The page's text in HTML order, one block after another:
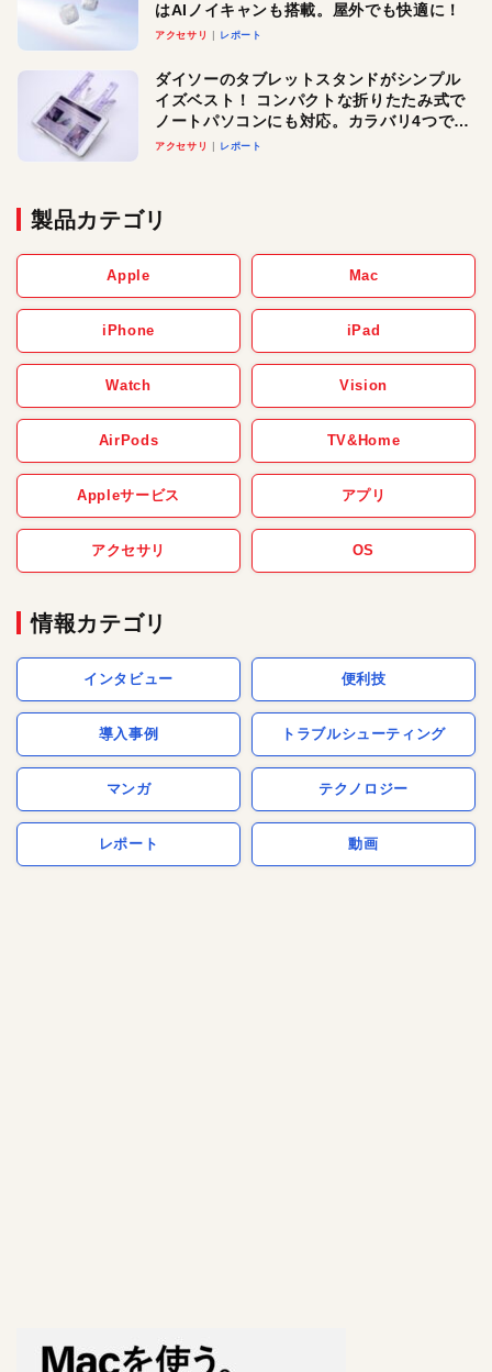
はAIノイキャンも搭載。屋外でも快適に！
アクセサリ レポート
ダイソーのタブレットスタンドがシンプル
イズベスト！ コンパクトな折りたたみ式で
ノートパソコンにも対応。カラバリ4つで選
べる楽しさも
アクセサリ レポート
製品カテゴリ
Apple Mac
iPhone iPad
Watch Vision
AirPods TV&Home
Appleサービス アプリ
アクセサリ OS
情報カテゴリ
インタビュー 便利技
導入事例 トラブルシューティング
マンガ テクノロジー
レポート 動画